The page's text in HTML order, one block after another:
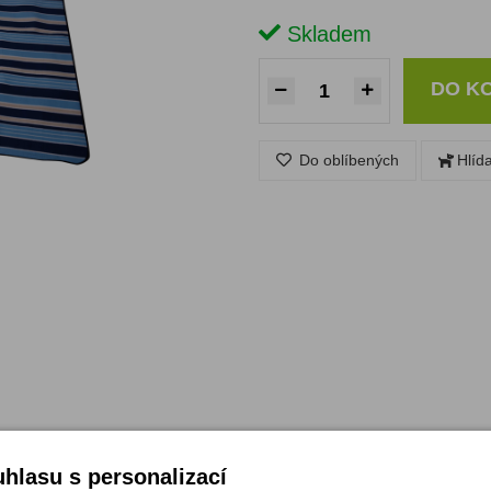
Skladem
DO
Do oblíbených
s personalizací